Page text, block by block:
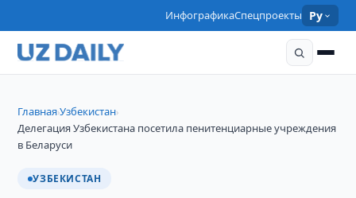
ИнфографикаСпецпроекты Ру
Главная›Узбекистан›
Делегация Узбекистана посетила пенитенциарные учреждения
в Беларуси
УЗБЕКИСТАН